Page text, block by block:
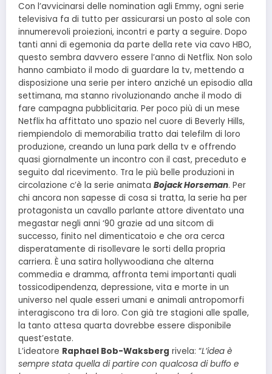
Con l’avvicinarsi delle nomination agli Emmy, ogni serie
televisiva fa di tutto per assicurarsi un posto al sole con
innumerevoli proiezioni, incontri e party a seguire. Dopo
tanti anni di egemonia da parte della rete via cavo HBO,
questo sembra davvero essere l’anno di Netflix. Non solo
hanno cambiato il modo di guardare la tv, mettendo a
disposizione una serie per intero anziché un episodio alla
settimana, ma stanno rivoluzionando anche il modo di
fare campagna pubblicitaria. Per poco più di un mese
Netflix ha affittato uno spazio nel cuore di Beverly Hills,
riempiendolo di memorabilia tratto dai telefilm di loro
produzione, creando un luna park della tv e offrendo
quasi giornalmente un incontro con il cast, preceduto e
seguito dal ricevimento. Tra le più belle produzioni in
circolazione c’è la serie animata Bojack Horseman. Per
chi ancora non sapesse di cosa si tratta, la serie ha per
protagonista un cavallo parlante attore diventato una
megastar negli anni ‘90 grazie ad una sitcom di
successo, finito nel dimenticatoio e che ora cerca
disperatamente di risollevare le sorti della propria
carriera. È una satira hollywoodiana che alterna
commedia e dramma, affronta temi importanti quali
tossicodipendenza, depressione, vita e morte in un
universo nel quale esseri umani e animali antropomorfi
interagiscono tra di loro. Con già tre stagioni alle spalle,
la tanto attesa quarta dovrebbe essere disponibile
quest’estate.
L’ideatore Raphael Bob-Waksberg rivela: “L’idea è
sempre stata quella di partire con qualcosa di buffo e